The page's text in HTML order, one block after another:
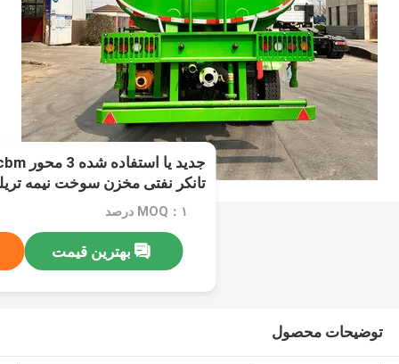
تانکر نفتی مخزن سوخت نیمه
MOQ：۱ درصد
بهترین قیمت
توضیحات محصول